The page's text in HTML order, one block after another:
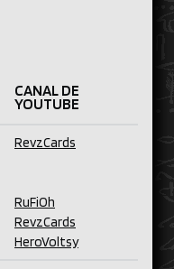
CANAL DE
YOUTUBE
RevzCards
RuFiOh
RevzCards
HeroVoltsy